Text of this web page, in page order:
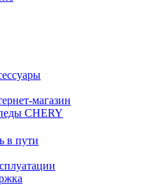
магазин
CHERY
в пути